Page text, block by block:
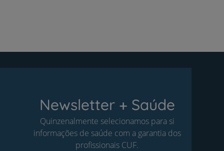
Newsletter + Saúde
Quinzenalmente selecionamos para si
informações de saúde com a garantia dos
profissionais CUF.